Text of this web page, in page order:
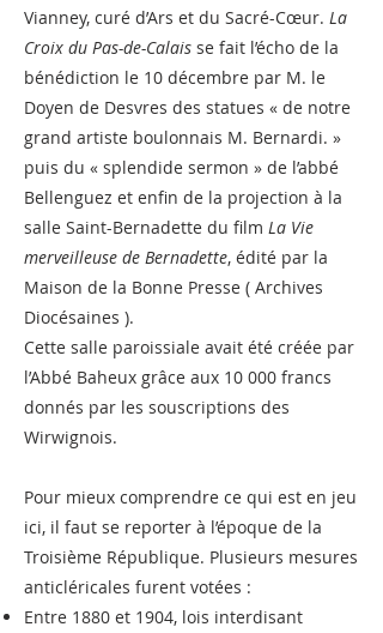
Vianney, curé d’Ars et du Sacré-Cœur. La
Croix du Pas-de-Calais se fait l’écho de la
bénédiction le 10 décembre par M. le
Doyen de Desvres des statues « de notre
grand artiste boulonnais M. Bernardi. »
puis du « splendide sermon » de l’abbé
Bellenguez et enfin de la projection à la
salle Saint-Bernadette du film La Vie
merveilleuse de Bernadette, édité par la
Maison de la Bonne Presse ( Archives
Diocésaines ).
Cette salle paroissiale avait été créée par
l’Abbé Baheux grâce aux 10 000 francs
donnés par les souscriptions des
Wirwignois.
Pour mieux comprendre ce qui est en jeu
ici, il faut se reporter à l’époque de la
Troisième République. Plusieurs mesures
anticléricales furent votées :
Entre 1880 et 1904, lois interdisant